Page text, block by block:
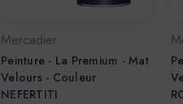
Mercadier
Peinture - La Premium - Mat
Velours - Couleur
NEFERTITI